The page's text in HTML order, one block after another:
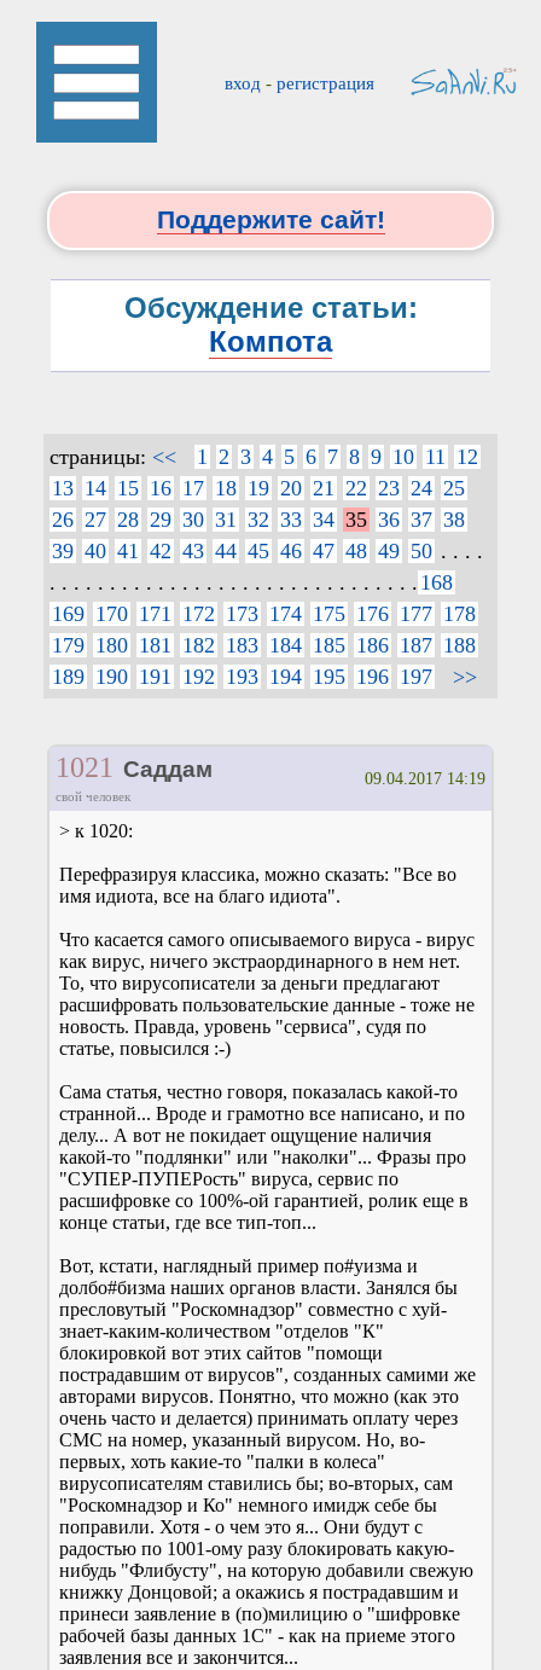
вход - регистрация
Поддержите сайт!
Обсуждение статьи:
Компота
страницы: << 1 2 3 4 5 6 7 8 9 10 11
12
13 14 15 16 17 18 19 20 21 22 23 24 25
26 27 28 29 30 31 32 33 34 35 36 37 38
39 40 41 42 43 44 45 46 47 48 49 50 . . . .
. . . . . . . . . . . . . . . . . . . . . . . . . . . . . . . 168
169 170 171 172 173 174 175 176 177 178
179 180 181 182 183 184 185 186 187 188
189 190 191 192 193 194 195 196 197 >>
1021 Саддам
свой человек
09.04.2017 14:19
> к 1020:
Перефразируя классика, можно сказать: "Все во
имя идиота, все на благо идиота".
Что касается самого описываемого вируса - вирус
как вирус, ничего экстраординарного в нем нет.
То, что вирусописатели за деньги предлагают
расшифровать пользовательские данные - тоже не
новость. Правда, уровень "сервиса", судя по
статье, повысился :-)
Сама статья, честно говоря, показалась какой-то
странной... Вроде и грамотно все написано, и по
делу... А вот не покидает ощущение наличия
какой-то "подлянки" или "наколки"... Фразы про
"СУПЕР-ПУПЕРость" вируса, сервис по
расшифровке со 100%-ой гарантией, ролик еще в
конце статьи, где все тип-топ...
Вот, кстати, наглядный пример по#уизма и
долбо#бизма наших органов власти. Занялся бы
пресловутый "Роскомнадзор" совместно с хуй-
знает-каким-количеством "отделов "К"
блокировкой вот этих сайтов "помощи
пострадавшим от вирусов", созданных самими же
авторами вирусов. Понятно, что можно (как это
очень часто и делается) принимать оплату через
СМС на номер, указанный вирусом. Но, во-
первых, хоть какие-то "палки в колеса"
вирусописателям ставились бы; во-вторых, сам
"Роскомнадзор и Ко" немного имидж себе бы
поправили. Хотя - о чем это я... Они будут с
радостью по 1001-ому разу блокировать какую-
нибудь "Флибусту", на которую добавили свежую
книжку Донцовой; а окажись я пострадавшим и
принеси заявление в (по)милицию о "шифровке
рабочей базы данных 1С" - как на приеме этого
заявления все и закончится...